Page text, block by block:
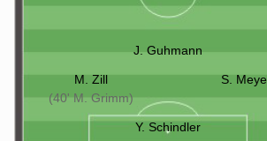
J. Guhmann
M. Zill
(40' M. Grimm)
S.
Y. Schindler